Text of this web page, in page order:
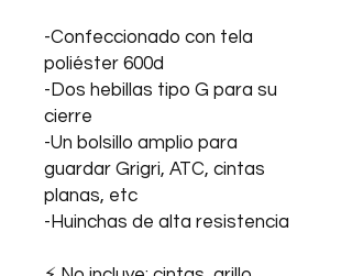
-Confeccionado con tela
poliéster 600d
-Dos hebillas tipo G para su
cierre
-Un bolsillo amplio para
guardar Grigri, ATC, cintas
planas, etc
-Huinchas de alta resistencia